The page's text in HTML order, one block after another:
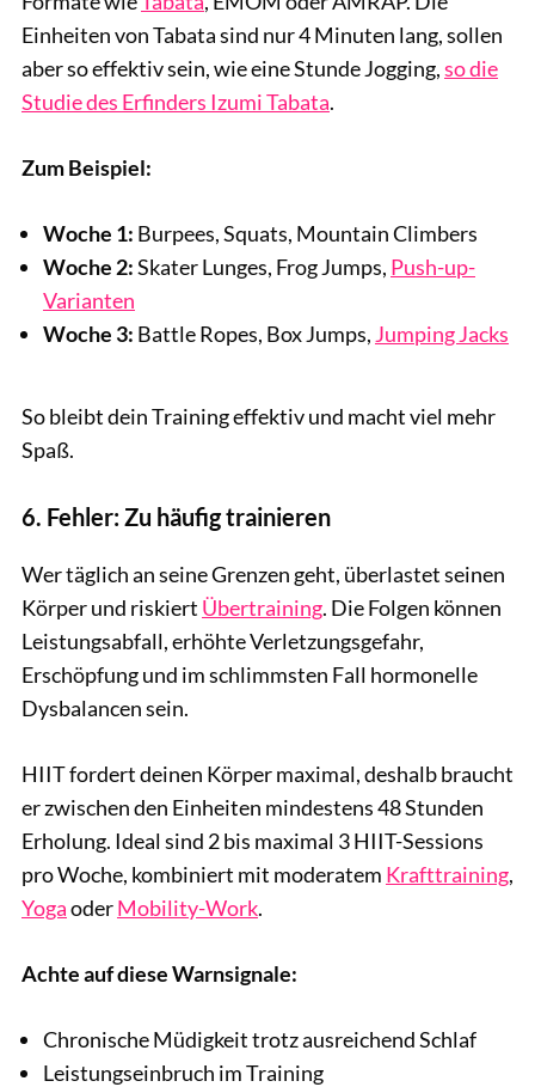
Einheiten von Tabata sind nur 4 Minuten lang, sollen
aber so effektiv sein, wie eine Stunde Jogging,so die
Studie des Erfinders Izumi Tabata.
Zum Beispiel:
Woche 1: Burpees, Squats, Mountain Climbers
Woche 2:Skater Lunges, Frog Jumps, Push-up-
Varianten
Woche 3: Battle Ropes, Box Jumps, Jumping Jacks
So bleibt dein Training effektiv und macht viel mehr
Spaß.
6. Fehler: Zu häufig trainieren
Wer täglich an seine Grenzen geht, überlastet seinen
Körper und riskiert Übertraining. Die Folgen können
Leistungsabfall, erhöhte Verletzungsgefahr,
Erschöpfung und im schlimmsten Fall hormonelle
Dysbalancen sein.
HIIT fordert deinen Körper maximal, deshalb braucht
er zwischen den Einheiten mindestens 48 Stunden
Erholung. Ideal sind 2 bis maximal 3 HIIT-Sessions
pro Woche, kombiniert mit moderatem Krafttraining,
YogaoderMobility-Work.
Achte auf diese Warnsignale:
Chronische Müdigkeit trotz ausreichend Schlaf
Leistungseinbruch im Training